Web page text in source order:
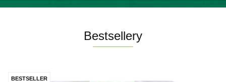
Bestsellery
BESTSELLER